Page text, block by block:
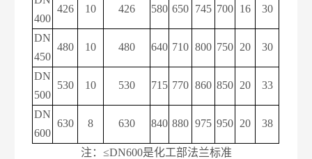
400
426 10 426 580 650 745 700 16 30
DN
450
480 10 480 640 710 800 750 20 30
DN
500
530 10 530 715 770 860 850 20 33
DN
600
630 8 630 840 880 975 950 20 38
注： ≤DN600是化工部法兰标准